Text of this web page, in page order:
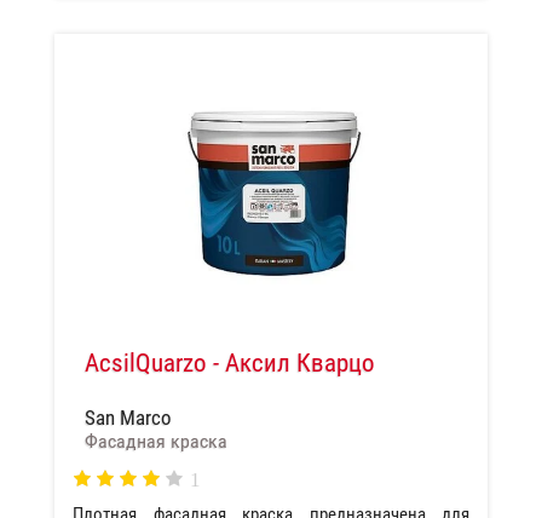
AcsilQuarzo - Аксил Кварцо
San Marco
Фасадная краска
1